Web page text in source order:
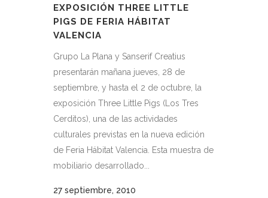
EXPOSICIÓN THREE LITTLE
PIGS DE FERIA HÁBITAT
VALENCIA
Grupo La Plana y Sanserif Creatius
presentarán mañana jueves, 28 de
septiembre, y hasta el 2 de octubre, la
exposición Three Little Pigs (Los Tres
Cerditos), una de las actividades
culturales previstas en la nueva edición
de Feria Hábitat Valencia. Esta muestra de
mobiliario desarrollado...
27 septiembre, 2010